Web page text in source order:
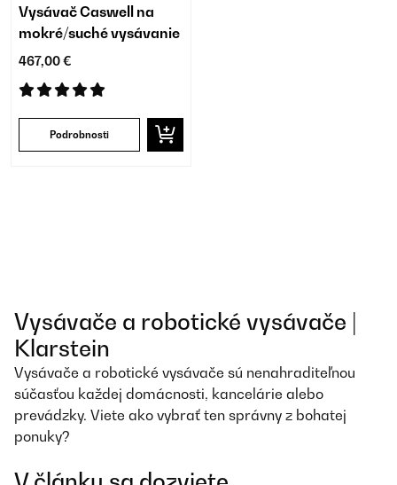
Vysávač Caswell na
mokré/suché vysávanie
467,00 €
Podrobnosti
Vysávače a robotické vysávače |
Klarstein
Vysávače a robotické vysávače sú nenahraditeľnou
súčasťou každej domácnosti, kancelárie alebo
prevádzky. Viete ako vybrať ten správny z bohatej
ponuky?